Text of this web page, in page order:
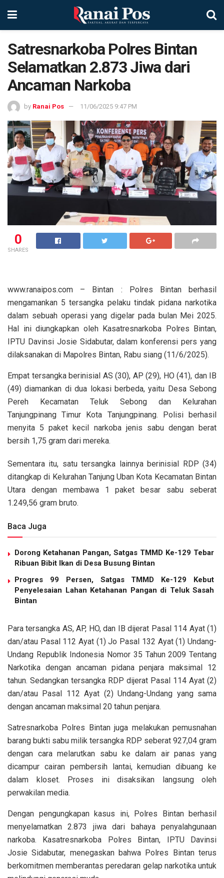
Satresnarkoba Polres Bintan
Selamatkan 2.873 Jiwa dari
Ancaman Narkoba
by Ranai Pos 11/06/2025 9:47 PM
0
SHARES
www.ranaipos.com – Bintan : Polres Bintan berhasil
mengamankan 5 tersangka pelaku tindak pidana narkotika
dalam sebuah operasi yang digelar pada bulan Mei 2025.
Hal ini diungkapkan oleh Kasatresnarkoba Polres Bintan,
IPTU Davinsi Josie Sidabutar, dalam konferensi pers yang
dilaksanakan di Mapolres Bintan, Rabu siang (11/6/2025).
Empat tersangka berinisial AS (30), AP (29), HO (41), dan IB
(49) diamankan di dua lokasi berbeda, yaitu Desa Sebong
Pereh Kecamatan Teluk Sebong dan Kelurahan
Tanjungpinang Timur Kota Tanjungpinang. Polisi berhasil
menyita 5 paket kecil narkoba jenis sabu dengan berat
bersih 1,75 gram dari mereka.
Sementara itu, satu tersangka lainnya berinisial RDP (34)
ditangkap di Kelurahan Tanjung Uban Kota Kecamatan Bintan
Utara dengan membawa 1 paket besar sabu seberat
1.249,56 gram bruto.
Baca Juga
Dorong Ketahanan Pangan, Satgas TMMD Ke-129 Tebar
Ribuan Bibit Ikan di Desa Busung Bintan
Progres 99 Persen, Satgas TMMD Ke-129 Kebut
Penyelesaian Lahan Ketahanan Pangan di Teluk Sasah
Bintan
Para tersangka AS, AP, HO, dan IB dijerat Pasal 114 Ayat (1)
dan/atau Pasal 112 Ayat (1) Jo Pasal 132 Ayat (1) Undang-
Undang Republik Indonesia Nomor 35 Tahun 2009 Tentang
Narkotika dengan ancaman pidana penjara maksimal 12
tahun. Sedangkan tersangka RDP dijerat Pasal 114 Ayat (2)
dan/atau Pasal 112 Ayat (2) Undang-Undang yang sama
dengan ancaman maksimal 20 tahun penjara.
Satresnarkoba Polres Bintan juga melakukan pemusnahan
barang bukti sabu milik tersangka RDP seberat 927,04 gram
dengan cara melarutkan sabu ke dalam air panas yang
dicampur cairan pembersih lantai, kemudian dibuang ke
dalam kloset. Proses ini disaksikan langsung oleh
perwakilan media.
Dengan pengungkapan kasus ini, Polres Bintan berhasil
menyelamatkan 2.873 jiwa dari bahaya penyalahgunaan
narkoba. Kasatresnarkoba Polres Bintan, IPTU Davinsi
Josie Sidabutar, menegaskan bahwa Polres Bintan terus
berkomitmen memberantas peredaran gelap narkotika untuk